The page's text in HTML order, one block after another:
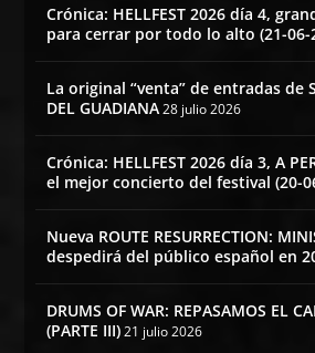
Crónica: HELLFEST 2026 día 4,
para cerrar por todo lo alto (21-06-
La original “venta” de entradas de
DEL GUADIANA 28 julio 2026
Crónica: HELLFEST 2026 día 3, A
el mejor concierto del festival (20-
Nueva ROUTE RESURRECTION:
despedirá del público español en
DRUMS OF WAR: REPASAMOS EL
(PARTE III) 21 julio 2026